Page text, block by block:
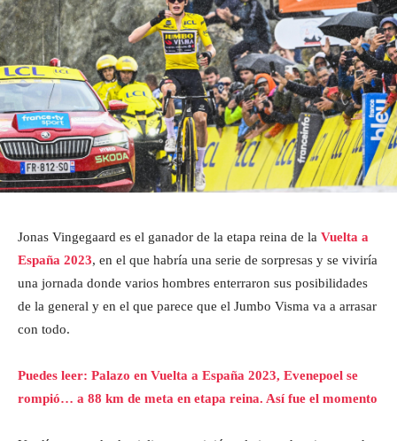
Jonas Vingegaard es el ganador de la etapa reina de la Vuelta a
España 2023, en el que habría una serie de sorpresas y se viviría
una jornada donde varios hombres enterraron sus posibilidades
de la general y en el que parece que el Jumbo Visma va a arrasar
con todo.
Puedes leer: Palazo en Vuelta a España 2023, Evenepoel se
rompió… a 88 km de meta en etapa reina. Así fue el momento